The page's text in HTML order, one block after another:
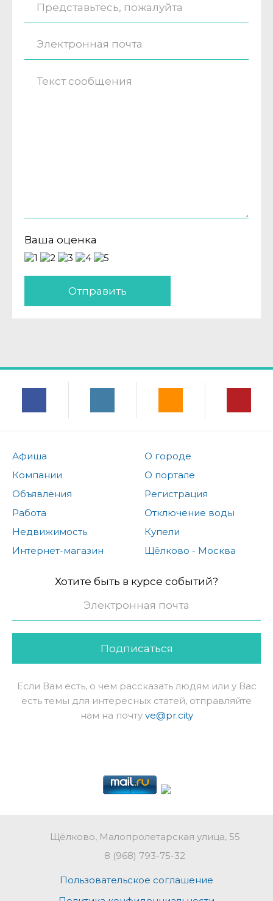
Ваша оценка
Отправить
Афиша
Компании
Объявления
Работа
Недвижимость
Интернет-магазин
О городе
О портале
Регистрация
Отключение воды
Купели
Щёлково - Москва
Хотите быть в курсе событий?
Подписаться
Если Вам есть, о чем рассказать людям или у Вас
есть темы для интересных статей, отправляйте
нам на почту ve@pr.city
Щёлково, Малопролетарская улица, 55
8 (968) 793-75-32
Пользовательское соглашение